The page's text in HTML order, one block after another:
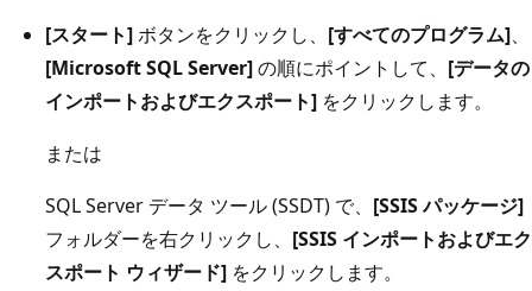
[スタート]ボタンをクリックし、 [すべてのプログラム]、
[Microsoft SQL Server]の順にポイントして、 [データの
インポートおよびエクスポート] をクリックします。
または
SQL Server データ ツール (SSDT) で、 [SSIS パッケージ]
フォルダーを右クリックし、 [SSIS インポートおよびエク
スポート ウィザード] をクリックします。